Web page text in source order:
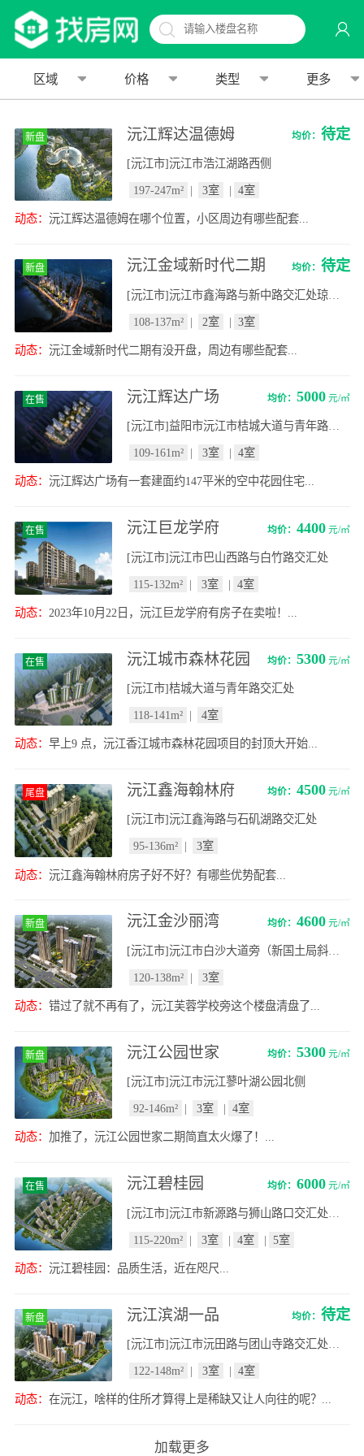
区域 价格 类型 更多
新盘 沅江辉达温德姆 均价： 待定
[沅江市]沅江市浩江湖路西侧
197-247m² | 3室 | 4室
动态： 沅江辉达温德姆在哪个位置，小区周边有哪些配套...
新盘 沅江金域新时代二期 均价： 待定
108-137m² | 2室 | 3室
动态： 沅江金域新时代二期有没开盘，周边有哪些配套...
在售 沅江辉达广场 均价： 5000元/㎡
109-161m² | 3室 | 4室
动态： 沅江辉达广场有一套建面约147平米的空中花园住宅...
在售 沅江巨龙学府 均价： 4400元/㎡
[沅江市]沅江市巴山西路与白竹路交汇处
115-132m² | 3室 | 4室
动态： 2023年10月22日，沅江巨龙学府有房子在卖啦！...
在售 沅江城市森林花园 均价： 5300元/㎡
[沅江市]桔城大道与青年路交汇处
118-141m² | 4室
动态： 早上9 点，沅江香江城市森林花园项目的封顶大开始...
尾盘 沅江鑫海翰林府 均价： 4500元/㎡
[沅江市]沅江鑫海路与石矶湖路交汇处
95-136m² | 3室
动态： 沅江鑫海翰林府房子好不好？有哪些优势配套...
新盘 沅江金沙丽湾 均价： 4600元/㎡
120-138m² | 3室
动态： 错过了就不再有了，沅江芙蓉学校旁这个楼盘清盘了...
新盘 沅江公园世家 均价： 5300元/㎡
[沅江市]沅江市沅江蓼叶湖公园北侧
92-146m² | 3室 | 4室
动态： 加推了，沅江公园世家二期简直太火爆了！...
在售 沅江碧桂园 均价： 6000元/㎡
115-220m² | 3室 | 4室 | 5室
动态： 沅江碧桂园：品质生活，近在咫尺...
新盘 沅江滨湖一品 均价： 待定
122-148m² | 3室 | 4室
动态： 在沅江，啥样的住所才算得上是稀缺又让人向往的呢？...
加载更多